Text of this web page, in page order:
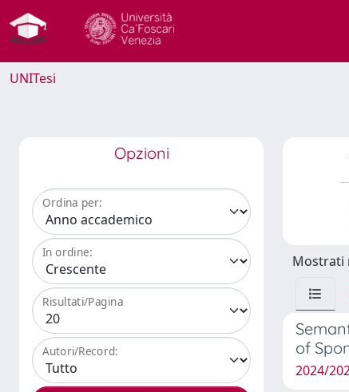
UNITesi
Opzioni
Ordina per:
In ordine:
Risultati/Pagina
Autori/Record:
Mostrati
of
2024/